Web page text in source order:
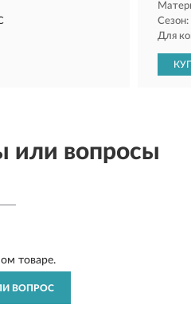
Сезон:
Для
или вопросы
товаре.
ВОПРОС